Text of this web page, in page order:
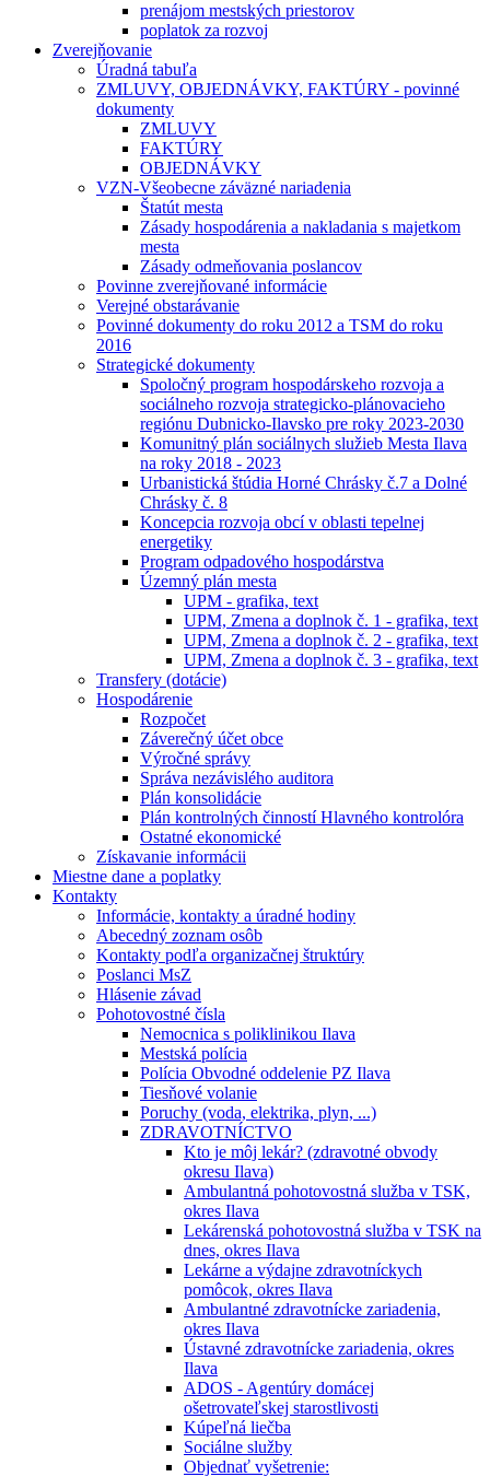
prenájom mestských priestorov
poplatok za rozvoj
Zverejňovanie
Úradná tabuľa
ZMLUVY, OBJEDNÁVKY, FAKTÚRY - povinné
dokumenty
ZMLUVY
FAKTÚRY
OBJEDNÁVKY
VZN-Všeobecne záväzné nariadenia
Štatút mesta
Zásady hospodárenia a nakladania s majetkom
mesta
Zásady odmeňovania poslancov
Povinne zverejňované informácie
Verejné obstarávanie
Povinné dokumenty do roku 2012 a TSM do roku
2016
Strategické dokumenty
Spoločný program hospodárskeho rozvoja a
sociálneho rozvoja strategicko-plánovacieho
regiónu Dubnicko-Ilavsko pre roky 2023-2030
Komunitný plán sociálnych služieb Mesta Ilava
na roky 2018 - 2023
Urbanistická štúdia Horné Chrásky č.7 a Dolné
Chrásky č. 8
Koncepcia rozvoja obcí v oblasti tepelnej
energetiky
Program odpadového hospodárstva
Územný plán mesta
UPM - grafika, text
UPM, Zmena a doplnok č. 1 - grafika, text
UPM, Zmena a doplnok č. 2 - grafika, text
UPM, Zmena a doplnok č. 3 - grafika, text
Transfery (dotácie)
Hospodárenie
Rozpočet
Záverečný účet obce
Výročné správy
Správa nezávislého auditora
Plán konsolidácie
Plán kontrolných činností Hlavného kontrolóra
Ostatné ekonomické
Získavanie informácii
Miestne dane a poplatky
Kontakty
Informácie, kontakty a úradné hodiny
Abecedný zoznam osôb
Kontakty podľa organizačnej štruktúry
Poslanci MsZ
Hlásenie závad
Pohotovostné čísla
Nemocnica s poliklinikou Ilava
Mestská polícia
Polícia Obvodné oddelenie PZ Ilava
Tiesňové volanie
Poruchy (voda, elektrika, plyn, ...)
ZDRAVOTNÍCTVO
Kto je môj lekár? (zdravotné obvody
okresu Ilava)
Ambulantná pohotovostná služba v TSK,
okres Ilava
Lekárenská pohotovostná služba v TSK na
dnes, okres Ilava
Lekárne a výdajne zdravotníckych
pomôcok, okres Ilava
Ambulantné zdravotnícke zariadenia,
okres Ilava
Ústavné zdravotnícke zariadenia, okres
Ilava
ADOS - Agentúry domácej
ošetrovateľskej starostlivosti
Kúpeľná liečba
Sociálne služby
Objednať vyšetrenie: